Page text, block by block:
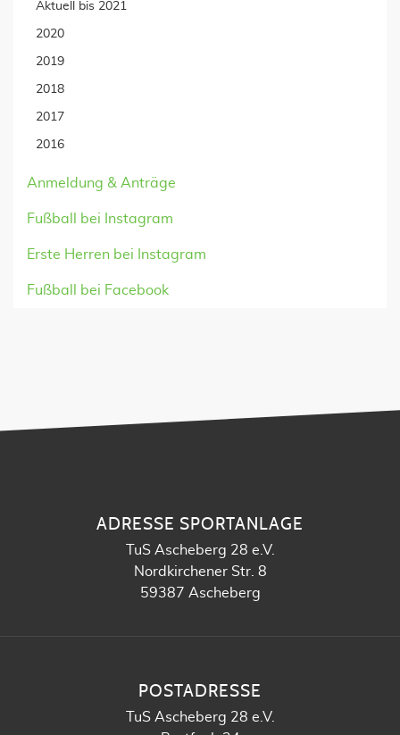
Aktuell bis 2021
2020
2019
2018
2017
2016
Anmeldung & Anträge
Fußball bei Instagram
Erste Herren bei Instagram
Fußball bei Facebook
ADRESSE SPORTANLAGE
TuS Ascheberg 28 e.V.
Nordkirchener Str. 8
59387 Ascheberg
POSTADRESSE
TuS Ascheberg 28 e.V.